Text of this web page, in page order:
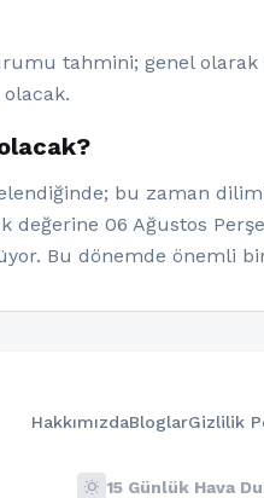
tahmini; genel
olacak.
bu zaman dilimi
değerine 06 Ağustos
Bu dönemde önemli
HakkımızdaBloglarGizlilik
wb_sunny 15 Günlük Hava